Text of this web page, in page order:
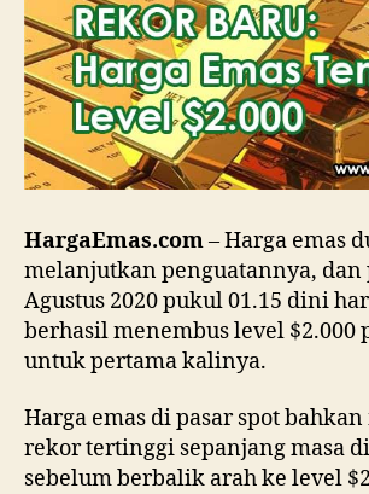
Kali
HargaEmas.com– Harga emas
melanjutkan penguatannya, dan
Agustus 2020 pukul 01.15 dini
berhasil menembus level $2.000
untuk pertama kalinya.
Harga emas di pasar spot
rekor tertinggi sepanjang masa
sebelum berbalik arah ke level